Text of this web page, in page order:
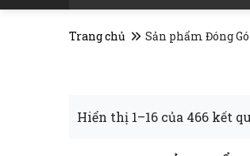
Trang chủ Sản phẩm Đóng
Hiển thị 1–16 của 466 kết